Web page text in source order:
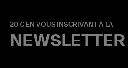
20 € EN VOUS INSCRIVANT À LA
NEWSLETTER